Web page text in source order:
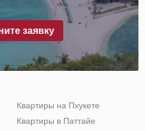
заявку
Квартиры на Пхукете
Квартиры в Паттайе